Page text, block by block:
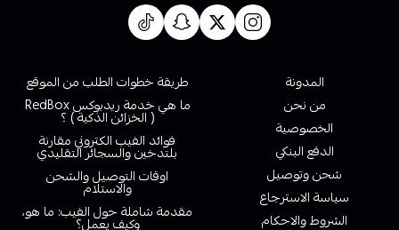
المدونة
من نحن
الخصوصية
الدفع البنكي
شحن وتوصيل
سياسة الاسترجاع
الشروط والاحكام
طريقة خطوات الطلب من الموقع
ما هي خدمة ريدبوكس RedBox
( الخزائن الذكية ) ؟
فوائد الفيب الكتروني مقارنة
بلتدخين والسجائر التقليدي
اوقات التوصيل والشحن
والاستلام
مقدمة شاملة حول الفيب: ما هو،
وكيف يعمل؟